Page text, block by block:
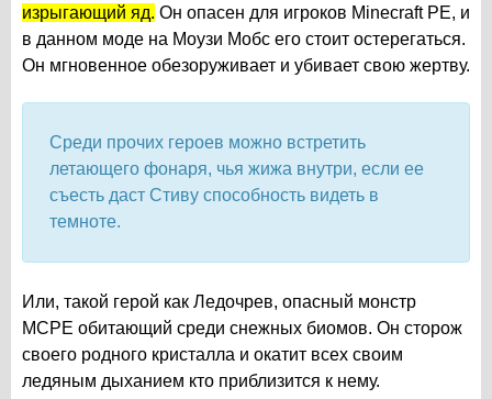
изрыгающий яд. Он опасен для игроков Minecraft PE, и
в данном моде на Моузи Мобс его стоит остерегаться.
Он мгновенное обезоруживает и убивает свою жертву.
Среди прочих героев можно встретить
летающего фонаря, чья жижа внутри, если ее
съесть даст Стиву способность видеть в
темноте.
Или, такой герой как Ледочрев, опасный монстр
MCPE обитающий среди снежных биомов. Он сторож
своего родного кристалла и окатит всех своим
ледяным дыханием кто приблизится к нему.